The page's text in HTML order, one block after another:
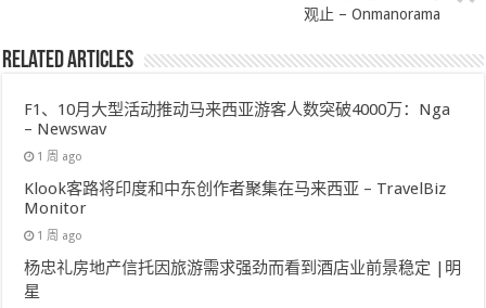
观止 – Onmanorama
Related Articles
F1、10月大型活动推动马来西亚游客人数突破4000万：Nga
– Newswav
1 周 ago
Klook客路将印度和中东创作者聚集在马来西亚 – TravelBiz
Monitor
1 周 ago
杨忠礼房地产信托因旅游需求强劲而看到酒店业前景稳定 |明
星